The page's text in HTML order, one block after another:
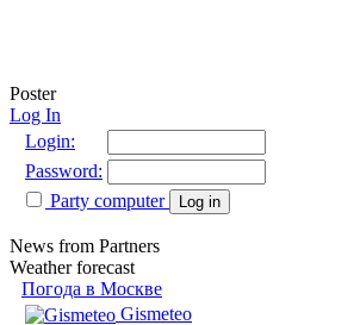
Poster
Log In
Login:
Password:
Party computer
Log in
News from Partners
Weather forecast
Погода в Москве
Gismeteo